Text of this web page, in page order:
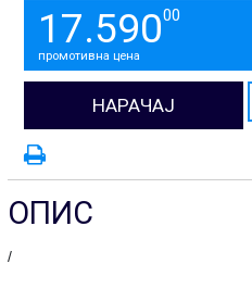
17.59000
промотивна цена
НАРАЧАЈ
ОПИС
/